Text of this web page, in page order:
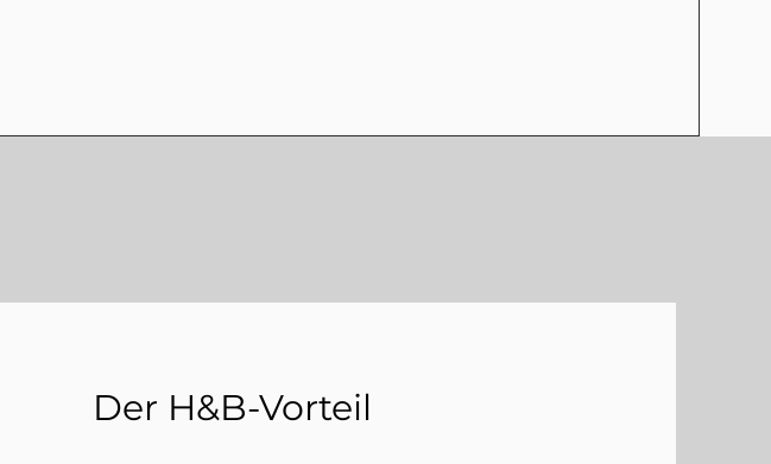
Der H&B-Vorteil